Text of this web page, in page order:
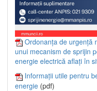
Ordonanța de urgență
unui mecanism de sprijin
energie electrică aflați în
Informații utile pentru
energie (pdf)